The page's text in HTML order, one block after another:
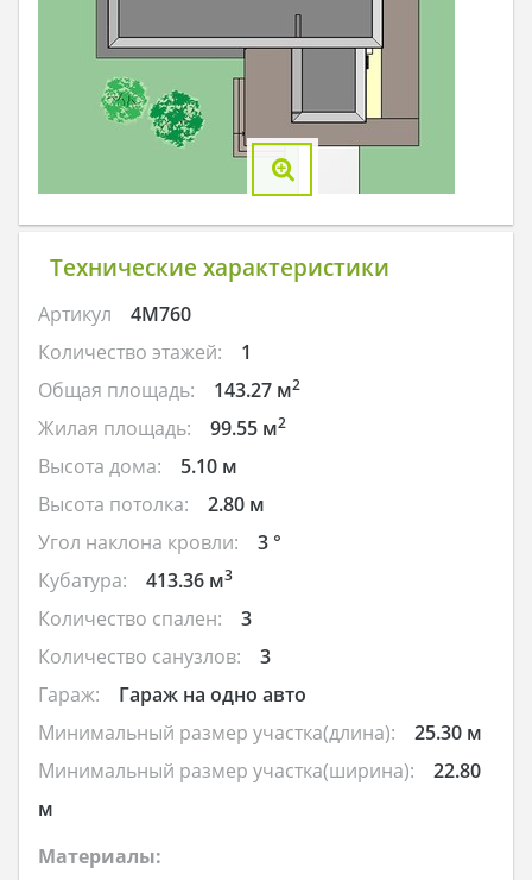
Технические характеристики
Артикул
4M760
Количество этажей:
1
Общая площадь:
143.27 м2
Жилая площадь: 99.55 м2
Высота дома:
5.10 м
Высота потолка:
2.80 м
Угол наклона кровли:
3 °
Кубатура:
413.36 м3
Количество спален:
3
Количество санузлов:
3
Гараж:
Гараж на одно авто
Минимальный размер участка(длина):
25.30 м
Минимальный размер участка(ширина):
22.80
м
Материалы: